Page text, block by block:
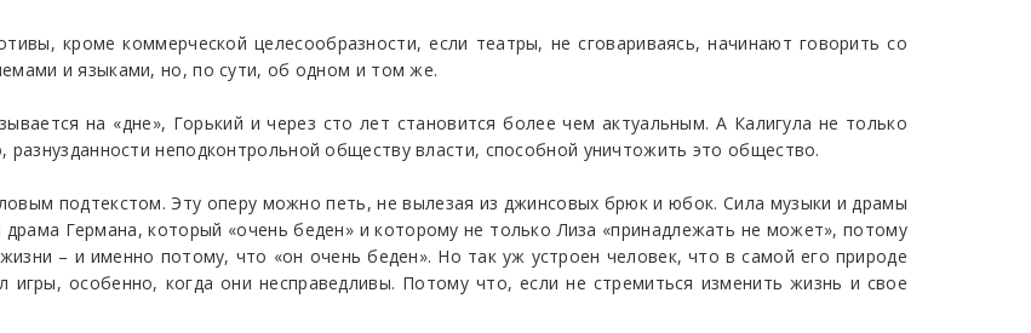
кроме коммерческой целесообразности, если театры, не сговариваясь, начинают говорить со
и языками, но, по сути, об одном и том же.
на «дне», Горький и через сто лет становится более чем актуальным. А Калигула не только
разнузданности неподконтрольной обществу власти, способной уничтожить это общество.
подтекстом. Эту оперу можно петь, не вылезая из джинсовых брюк и юбок. Сила музыки и драмы
Германа, который «очень беден» и которому не только Лиза «принадлежать не может», потому
– и именно потому, что «он очень беден». Но так уж устроен человек, что в самой его природе
игры, особенно, когда они несправедливы. Потому что, если не стремиться изменить жизнь и свое